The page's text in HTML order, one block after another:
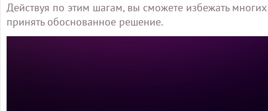
Действуя по этим шагам, вы сможете избежать
принять обоснованное решение.